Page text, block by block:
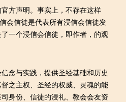
方声明。事实上，不存在这样
会信徒是代表所有浸信会信徒发
一个浸信会信徒，即作者，的观
念与实践，提供圣经基础和历史
之主权、圣经的权威、灵魂的能
身份、信徒的浸礼、教会会友资